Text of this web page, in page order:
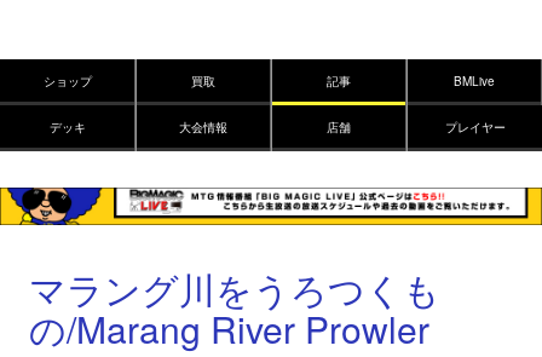
ショップ 買取 記事 BMLive
デッキ 大会情報 店舗 プレイヤー
マラング川をうろつくも
の/Marang River Prowler